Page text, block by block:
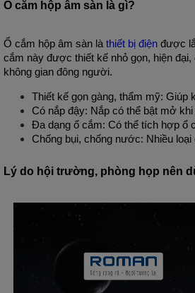
Ổ cắm hộp âm sàn là gì?
Ổ cắm hộp âm sàn là thiết bị điện được
cắm này được thiết kế nhỏ gọn, hiện
không gian đông người.
Thiết kế gọn gàng, thẩm mỹ: Giúp
Có nắp đậy: Nắp có thể bật mở
Đa dạng ổ cắm: Có thể tích hợp ổ
Chống bụi, chống nước: Nhiều
Lý do hội trường, phòng họp nên